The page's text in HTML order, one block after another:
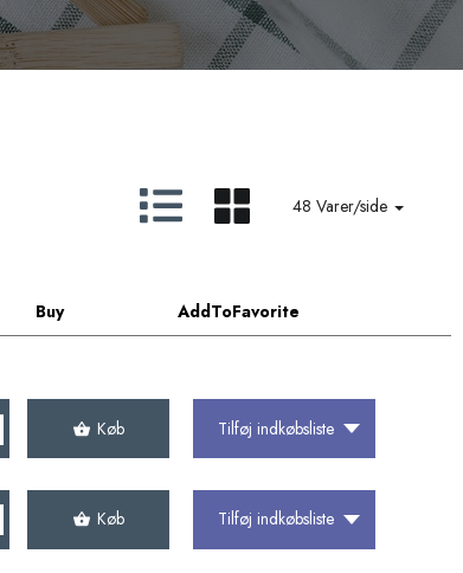
48 Varer/side
Buy AddToFavorite
Køb Tilføj indkøbsliste
Køb Tilføj indkøbsliste